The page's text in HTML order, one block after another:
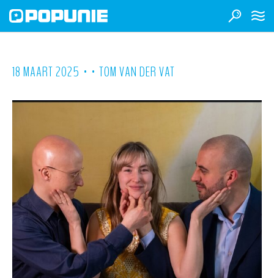
18 MAART 2025 • • TOM VAN DER VAT